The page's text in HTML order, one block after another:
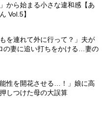
から始まる小さな違和感【あ
Vol.5】
を連れて外に行って？」夫が
の妻に追い打ちをかける…妻の
能性を開花させる…！」娘に高
しつけた母の大誤算